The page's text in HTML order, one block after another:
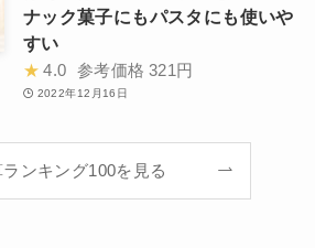
ナック菓子にもパスタにも使いや
すい
★ 4.0 参考価格 321円
2022年12月16日
ンキング100を見る